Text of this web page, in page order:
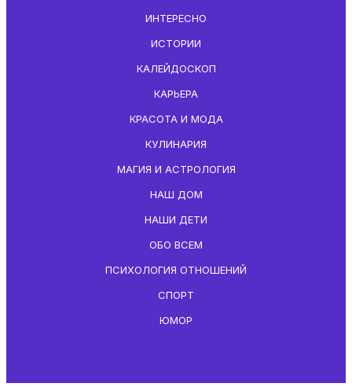
ИНТЕРЕСНО
ИСТОРИИ
КАЛЕЙДОСКОП
КАРЬЕРА
КРАСОТА И МОДА
КУЛИНАРИЯ
МАГИЯ И АСТРОЛОГИЯ
НАШ ДОМ
НАШИ ДЕТИ
ОБО ВСЕМ
ПСИХОЛОГИЯ ОТНОШЕНИЙ
СПОРТ
ЮМОР